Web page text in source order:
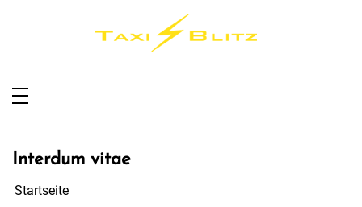
Taxi Blitz Sundern
Interdum vitae
Startseite